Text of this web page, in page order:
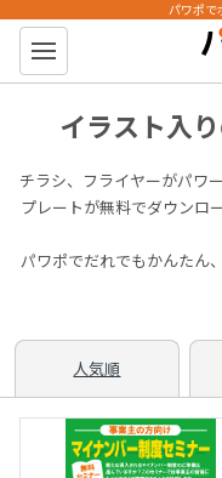
パワポン
パワポで
イラスト入
チラシ、フライヤーがパワ
プレートが無料でダウンロ
パワポでだれでもかんたん
人気順